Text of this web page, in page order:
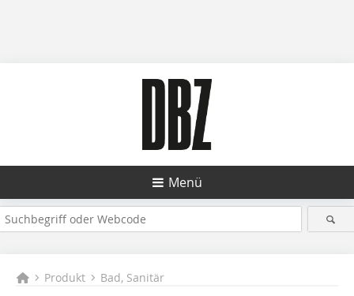
Menü
Produkt Bad, Sanitär